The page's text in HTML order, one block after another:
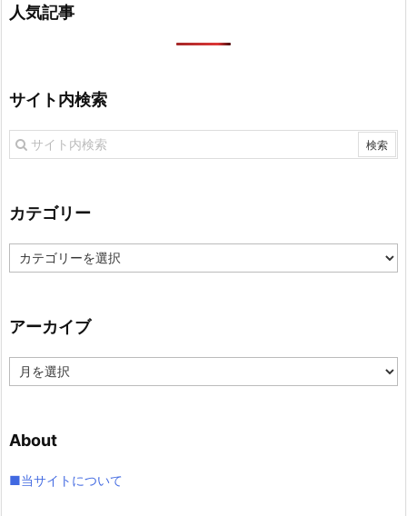
人気記事
サイト内検索
カテゴリー
カ
テ
ー
アーカイブ
ー
ブ
About
■当サイトについて